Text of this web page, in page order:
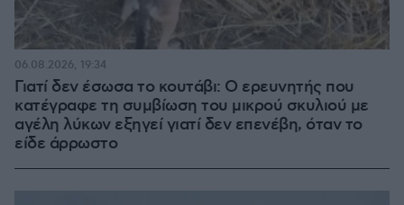
Γιατί δεν έσωσα το κουτάβι: Ο ερευνητής που
κατέγραφε τη συμβίωση του μικρού σκυλιού με
αγέλη λύκων εξηγεί γιατί δεν επενέβη, όταν το
είδε άρρωστο
06.08.2026, 19:34